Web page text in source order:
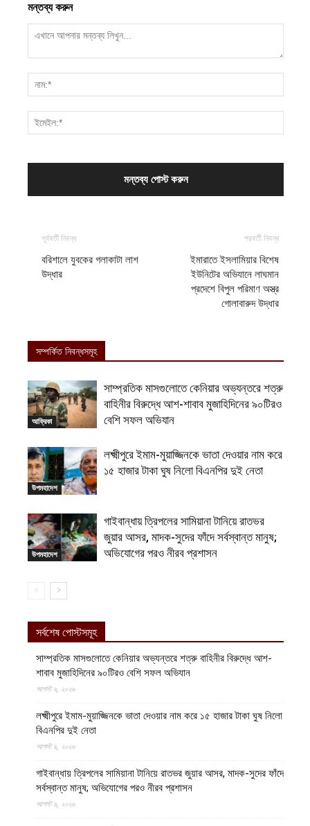
মন্তব্য করুন
পূর্ববর্তী নিবন্ধ
বরিশালে যুবকের গলাকাটা লাশ
উদ্ধার
পরবর্তী নিবন্ধ
ইমারাতে ইসলামিয়ার বিশেষ
ইউনিটের অভিযানে লাঘমান
প্রদেশে বিপুল পরিমাণ অস্ত্র
গোলাবারুদ উদ্ধার
সম্পর্কিত নিবন্ধসমূহ
আফ্রিকা
সাম্প্রতিক মাসগুলোতে কেনিয়ার অভ্যন্তরে শত্রু
বাহিনীর বিরুদ্ধে আশ-শাবাব মুজাহিদিনের ৯০টিরও
বেশি সফল অভিযান
উপমহাদেশ
লক্ষ্মীপুরে ইমাম-মুয়াজ্জিনকে ভাতা দেওয়ার নাম করে
১৫ হাজার টাকা ঘুষ নিলো বিএনপির দুই নেতা
উপমহাদেশ
গাইবান্ধায় ত্রিপলের সামিয়ানা টানিয়ে রাতভর
জুয়ার আসর, মাদক-সুদের ফাঁদে সর্বস্বান্ত মানুষ;
অভিযোগের পরও নীরব প্রশাসন
সর্বশেষ পোস্টসমূহ
সাম্প্রতিক মাসগুলোতে কেনিয়ার অভ্যন্তরে শত্রু বাহিনীর বিরুদ্ধে আশ-
শাবাব মুজাহিদিনের ৯০টিরও বেশি সফল অভিযান
আগস্ট ৯, ২০২৬
লক্ষ্মীপুরে ইমাম-মুয়াজ্জিনকে ভাতা দেওয়ার নাম করে ১৫ হাজার টাকা ঘুষ নিলো
বিএনপির দুই নেতা
আগস্ট ৯, ২০২৬
গাইবান্ধায় ত্রিপলের সামিয়ানা টানিয়ে রাতভর জুয়ার আসর, মাদক-সুদের ফাঁদে
সর্বস্বান্ত মানুষ; অভিযোগের পরও নীরব প্রশাসন
আগস্ট ৯, ২০২৬